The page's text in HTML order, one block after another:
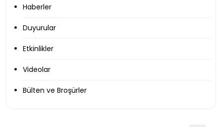
Haberler
Duyurular
Etkinlikler
Videolar
Bülten ve Broşürler